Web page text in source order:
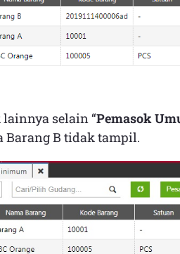
selain “Pemasok
Barang B tidak tampil.